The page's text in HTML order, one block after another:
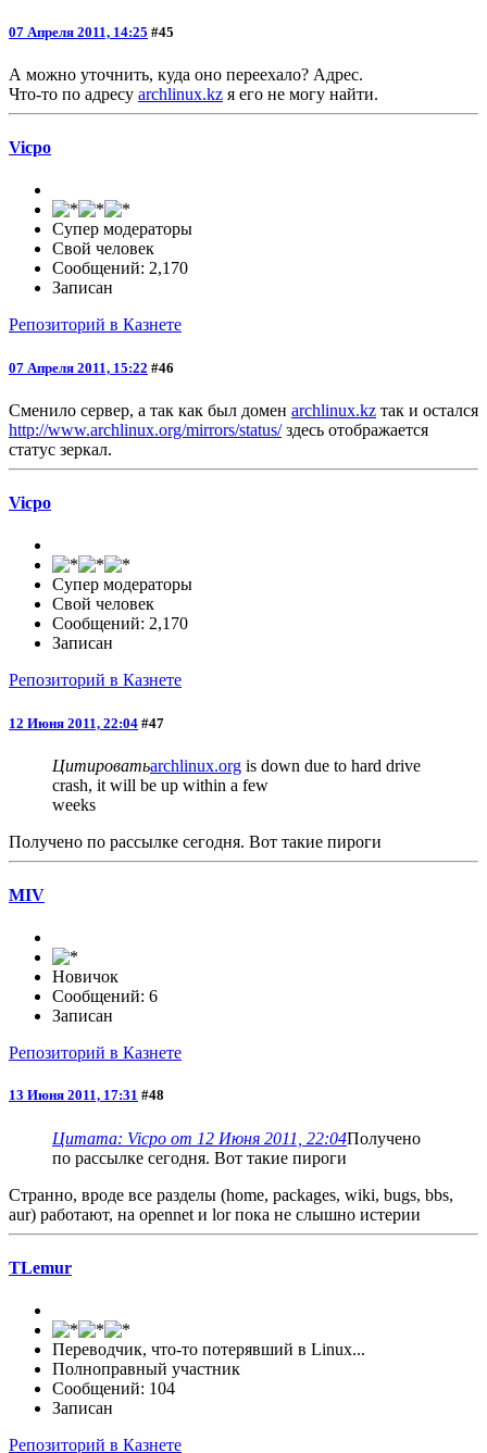
07 Апреля 2011, 14:25 #45
А можно уточнить, куда оно переехало? Адрес.
Что-то по адресу archlinux.kz я его не могу найти.
Vicpo
Супер модераторы
Свой человек
Сообщений: 2,170
Записан
Репозиторий в Казнете
07 Апреля 2011, 15:22 #46
Сменило сервер, а так как был домен archlinux.kz так и остался
http://www.archlinux.org/mirrors/status/здесь отображается
статус зеркал.
Vicpo
Супер модераторы
Свой человек
Сообщений: 2,170
Записан
Репозиторий в Казнете
12 Июня 2011, 22:04 #47
Цитироватьarchlinux.org is down due to hard drive
crash, it will be up within a few
weeks
Получено по рассылке сегодня. Вот такие пироги
MIV
Новичок
Сообщений: 6
Записан
Репозиторий в Казнете
13 Июня 2011, 17:31 #48
Цитата: Vicpo от 12 Июня 2011, 22:04Получено
по рассылке сегодня. Вот такие пироги
Странно, вроде все разделы (home, packages, wiki, bugs, bbs,
aur) работают, на opennet и lor пока не слышно истерии
TLemur
Переводчик, что-то потерявший в Linux...
Полноправный участник
Сообщений: 104
Записан
Репозиторий в Казнете